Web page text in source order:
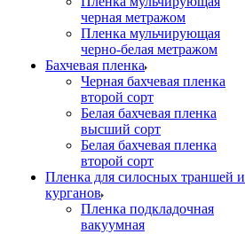
черная метражом
Пленка мульчирующая
черно-белая метражом
Бахчевая пленка
Черная бахчевая пленка
второй сорт
Белая бахчевая пленка
высший сорт
Белая бахчевая пленка
второй сорт
Пленка для силосных траншей и
курганов
Пленка подкладочная
вакуумная